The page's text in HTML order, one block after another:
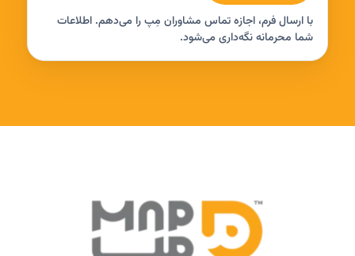
با ارسال فرم، اجازه تماس مشاوران مِپ را می‌دهم. اطلاعات
شما محرمانه نگه‌داری می‌شود.